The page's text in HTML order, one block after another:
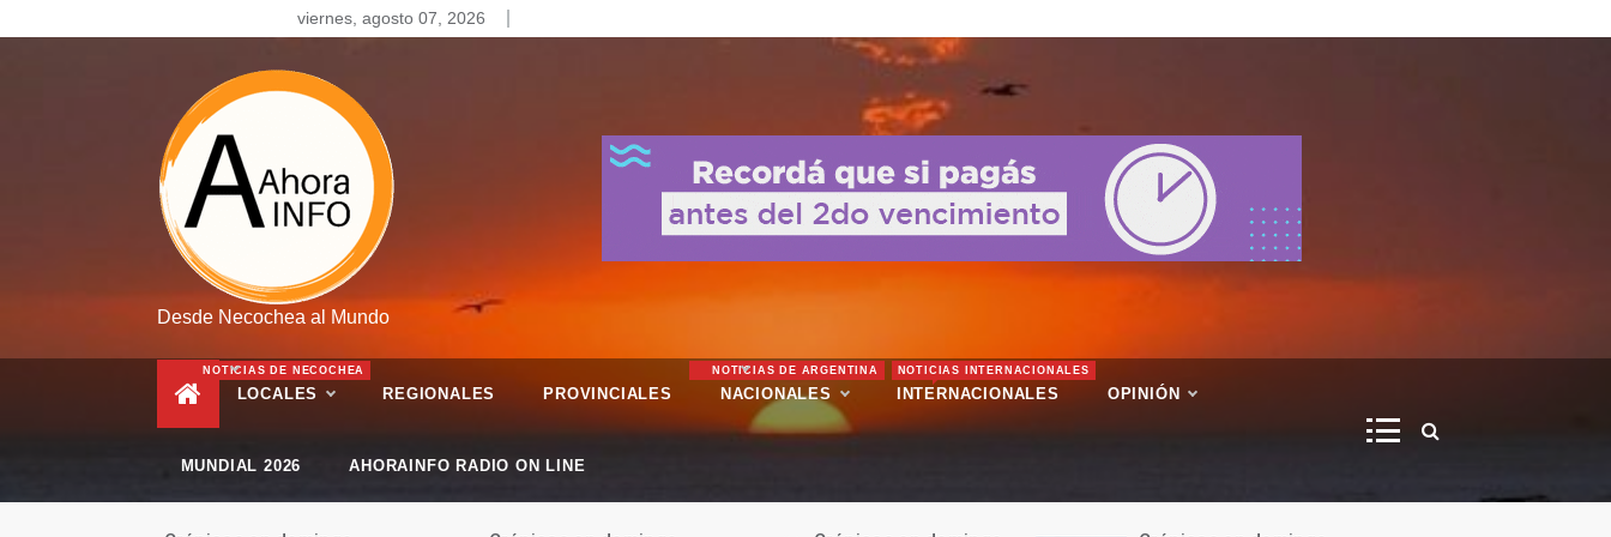
to
viernes, agosto 07, 2026
Desde Necochea al Mundo
LOCALES
NOTICIAS DE NECOCHEA
REGIONALES PROVINCIALES NACIONALES
NOTICIAS DE ARGENTINA
INTERNACIONALES
NOTICIAS INTERNACIONALES
OPINIÓN
MUNDIAL 2026 AHORAINFO RADIO ON LINE